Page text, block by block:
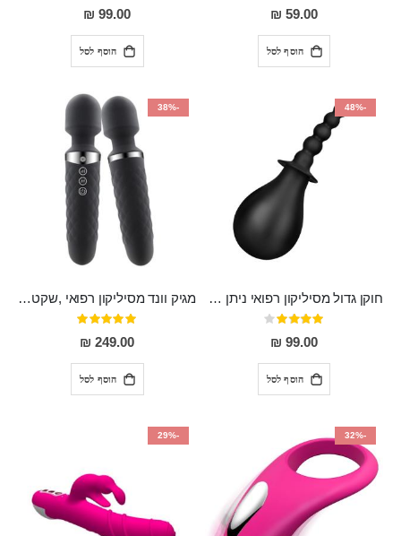
0%
59.00 ₪
הוסף לסל
93%
99.00 ₪
הוסף לסל
-48%
חוקן גדול מסיליקון רפואי ניתן לשימוש גם כפלאג וגם כחרוזים אנאלים
דירוג:
80%
99.00 ₪
הוסף לסל
-38%
מגיק וונד מסיליקון רפואי ,שקט במיוחד, נטען בעל 10 מהירויות שונות "Erna"
דירוג:
100%
249.00 ₪
הוסף לסל
-32%
-29%